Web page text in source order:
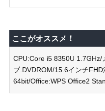
ここがオススメ！
CPU:Core i5 8350U 1.7GHz/
ブ:DVDROM/15.6インチ
64bit/Office:WPS Office2